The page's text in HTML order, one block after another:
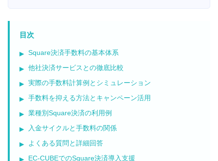
目次
Square決済手数料の基本体系
他社決済サービスとの徹底比較
実際の手数料計算例とシミュレーション
手数料を抑える方法とキャンペーン活用
業種別Square決済の利用例
入金サイクルと手数料の関係
よくある質問と詳細回答
EC-CUBEでのSquare決済導入支援